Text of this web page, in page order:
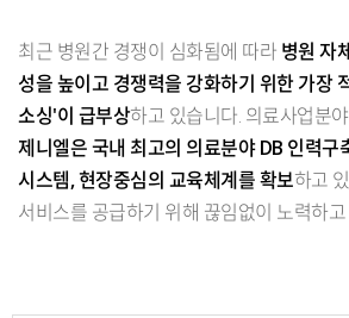
최근 병원간 경쟁이 심화됨에 따라 병원 자
성을 높이고 경쟁력을 강화하기 위한 가장
소싱'이 급부상하고 있습니다. 의료사업분
제니엘은 국내 최고의 의료분야 DB 인력구
시스템, 현장중심의 교육체계를 확보하고
서비스를 공급하기 위해 끊임없이 노력하